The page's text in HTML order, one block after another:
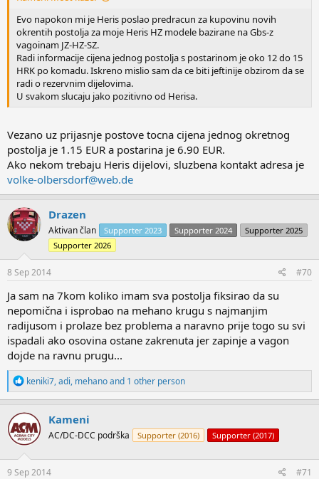
Evo napokon mi je Heris poslao predracun za kupovinu novih
okrentih postolja za moje Heris HZ modele bazirane na Gbs-z
vagoinam JZ-HZ-SZ.
Radi informacije cijena jednog postolja s postarinom je oko 12 do 15
HRK po komadu. Iskreno mislio sam da ce biti jeftinije obzirom da se
radi o rezervnim dijelovima.
U svakom slucaju jako pozitivno od Herisa.
Vezano uz prijasnje postove tocna cijena jednog okretnog
postolja je 1.15 EUR a postarina je 6.90 EUR.
Ako nekom trebaju Heris dijelovi, sluzbena kontakt adresa je
volke-olbersdorf@web.de
Drazen
Aktivan član Supporter 2023 Supporter 2024
Supporter 2025
Supporter 2026
8 Sep 2014 #70
Ja sam na 7kom koliko imam sva postolja fiksirao da su
nepomična i isprobao na mehano krugu s najmanjim
radijusom i prolaze bez problema a naravno prije togo su svi
ispadali ako osovina ostane zakrenuta jer zapinje a vagon
dojde na ravnu prugu...
R
e
a
c
t
i
o
n
s
keniki7,adi, mehanoand 1 other person
Kameni
AC/DC-DCC podrška Supporter (2016) Supporter (2017)
9 Sep 2014 #71